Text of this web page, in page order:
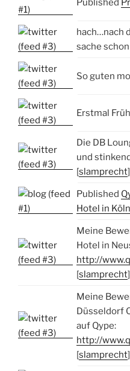
Published
hach…nach
sache
So guten
Erstmal
Die DB
und
[slamprecht]
Published
Hotel in Köln
Meine
Hotel in
http://
[slamprecht]
Meine
Düsseldorf
auf Qype:
http://
[slamprecht]